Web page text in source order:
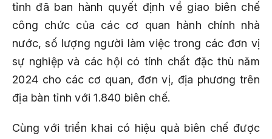
tỉnh đã ban hành quyết định về giao biên chế
công chức của các cơ quan hành chính nhà
nước, số lượng người làm việc trong các đơn vị
sự nghiệp và các hội có tính chất đặc thù năm
2024 cho các cơ quan, đơn vị, địa phương trên
địa bàn tỉnh với 1.840 biên chế.
Cùng với triển khai có hiệu quả biên chế được